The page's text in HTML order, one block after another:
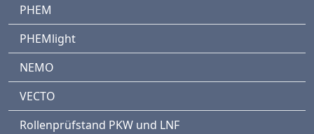
PHEM
PHEMlight
NEMO
VECTO
Rollenprüfstand PKW und LNF